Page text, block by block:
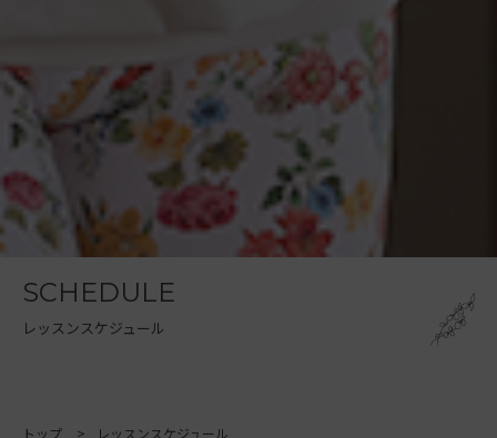
SCHEDULE
レッスンスケジュール
トップ レッスンスケジュール